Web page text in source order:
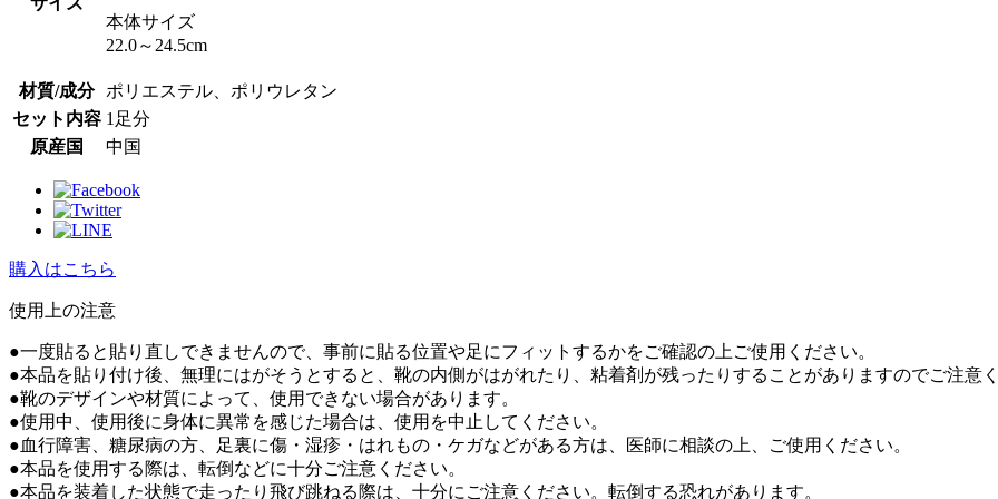
本体サイズ
22.0～24.5cm
材質/成分 ポリエステル、ポリウレタン
セット内容 1足分
原産国
中国
購入はこちら
使⽤上の注意
●一度貼ると貼り直しできませんので、事前に貼る位置や足にフィットするかをご確認の上ご使用ください。
●本品を貼り付け後、無理にはがそうとすると、靴の内側がはがれたり、粘着剤が残ったりすることがありますのでご注意く
●靴のデザインや材質によって、使用できない場合があります。
●使用中、使用後に身体に異常を感じた場合は、使用を中止してください。
●血行障害、糖尿病の方、足裏に傷・湿疹・はれもの・ケガなどがある方は、医師に相談の上、ご使用ください。
●本品を使用する際は、転倒などに十分ご注意ください。
●本品を装着した状態で走ったり飛び跳ねる際は、十分にご注意ください。転倒する恐れがあります。